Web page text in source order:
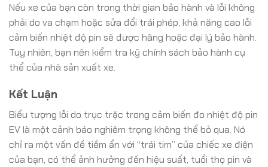
Nếu xe của bạn còn trong thời gian bảo hành và lỗi không
phải do va chạm hoặc sửa đổi trái phép, khả năng cao lỗi
cảm biến nhiệt độ pin sẽ được hãng hoặc đại lý bảo hành.
Tuy nhiên, bạn nên kiểm tra kỹ chính sách bảo hành cụ
thể của nhà sản xuất xe.
Kết Luận
Biểu tượng lỗi do trục trặc trong cảm biến đo nhiệt độ pin
EV là một cảnh báo nghiêm trọng không thể bỏ qua. Nó
chỉ ra một vấn đề tiềm ẩn với “trái tim” của chiếc xe điện
của bạn, có thể ảnh hưởng đến hiệu suất, tuổi thọ pin và